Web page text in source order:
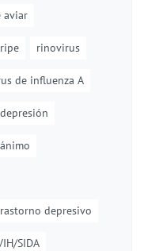
aviar
rinovirus
de influenza A
depresivo
SIDA